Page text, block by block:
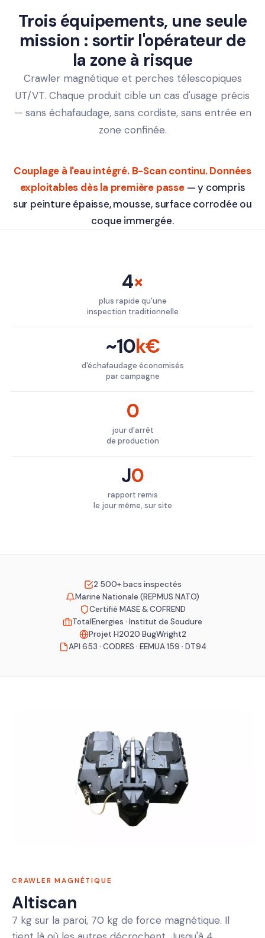
Trois équipements, une seule
mission : sortir l'opérateur de
la zone à risque
Crawler magnétique et perches télescopiques
UT/VT. Chaque produit cible un cas d'usage précis
— sans échafaudage, sans cordiste, sans entrée en
zone confinée.
Couplage à l'eau intégré. B-Scan continu. Données
exploitables dès la première passe— y compris
sur peinture épaisse, mousse, surface corrodée ou
coque immergée.
4×
plus rapide qu'une
inspection traditionnelle
~10k€
d'échafaudage économisés
par campagne
0
jour d'arrêt
de production
J0
rapport remis
le jour même, sur site
2 500+ bacs inspectés
Marine Nationale (REPMUS NATO)
Certifié MASE & COFREND
TotalEnergies · Institut de Soudure
Projet H2020 BugWright2
API 653 · CODRES · EEMUA 159 · DT94
CRAWLER MAGNÉTIQUE
Altiscan
7 kg sur la paroi, 70 kg de force magnétique. Il